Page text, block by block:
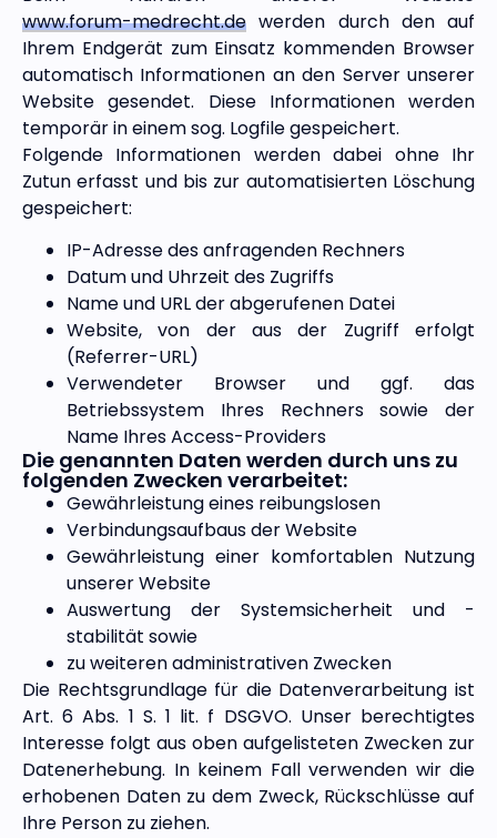
www.forum-medrecht.de werden durch den auf
Ihrem Endgerät zum Einsatz kommenden Browser
automatisch Informationen an den Server unserer
Website gesendet. Diese Informationen werden
temporär in einem sog. Logfile gespeichert.
Folgende Informationen werden dabei ohne Ihr
Zutun erfasst und bis zur automatisierten Löschung
gespeichert:
IP-Adresse des anfragenden Rechners
Datum und Uhrzeit des Zugriffs
Name und URL der abgerufenen Datei
Website, von der aus der Zugriff erfolgt
(Referrer-URL)
Verwendeter Browser und ggf. das
Betriebssystem Ihres Rechners sowie der
Name Ihres Access-Providers
Die genannten Daten werden durch uns zu
folgenden Zwecken verarbeitet:
Gewährleistung eines reibungslosen
Verbindungsaufbaus der Website
Gewährleistung einer komfortablen Nutzung
unserer Website
Auswertung der Systemsicherheit und -
stabilität sowie
zu weiteren administrativen Zwecken
Die Rechtsgrundlage für die Datenverarbeitung ist
Art. 6 Abs. 1 S. 1 lit. f DSGVO. Unser berechtigtes
Interesse folgt aus oben aufgelisteten Zwecken zur
Datenerhebung. In keinem Fall verwenden wir die
erhobenen Daten zu dem Zweck, Rückschlüsse auf
Ihre Person zu ziehen.